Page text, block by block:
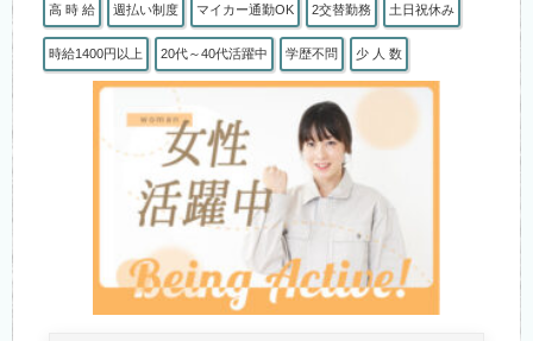
高 時 給 週払い制度 マイカー通勤OK 2交替勤務 土日祝休み
時給1400円以上 20代～40代活躍中 学歴不問 少 人 数